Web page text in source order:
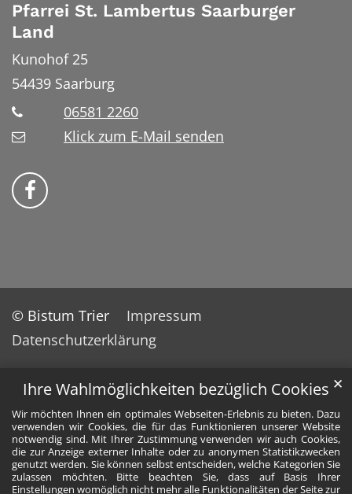
Ihre Wahlmöglichkeiten bezüglich Cookies
Wir möchten Ihnen ein optimales Webseiten-Erlebnis zu bieten. Dazu
verwenden wir Cookies, die für das Funktionieren unserer Website
notwendig sind. Mit Ihrer Zustimmung verwenden wir auch Cookies,
die zur Anzeige externer Inhalte oder zu anonymen Statistikzwecken
genutzt werden. Sie können selbst entscheiden, welche Kategorien Sie
zulassen möchten. Bitte beachten Sie, dass auf Basis Ihrer
Einstellungen womöglich nicht mehr alle Funktionalitäten der Seite zur
✕
Pfarrei St. Lambertus Saarburger
Land
Kunohof 25
54439 Saarburg
06581 2260
Klick zum E-Mail senden
Bistum Trier auf Facebook
© Bistum Trier
Impressum
Datenschutzerklärung